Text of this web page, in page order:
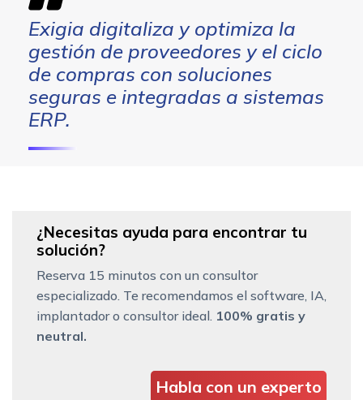
Exigia digitaliza y optimiza la
gestión de proveedores y el ciclo
de compras con soluciones
seguras e integradas a sistemas
ERP.
¿Necesitas ayuda para encontrar tu
solución?
Reserva 15 minutos con un consultor
especializado. Te recomendamos el software, IA,
implantador o consultor ideal. 100% gratis y
neutral.
Habla con un experto